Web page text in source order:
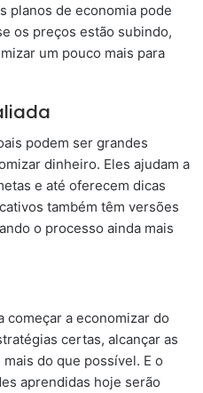
planos de economia pode
os preços estão subindo,
um pouco mais para
podem ser grandes
dinheiro. Eles ajudam a
e até oferecem dicas
também têm versões
o processo ainda mais
começar a economizar do
certas, alcançar as
do que possível. E o
aprendidas hoje serão